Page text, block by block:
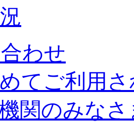
わせ
てご利用
関のみな